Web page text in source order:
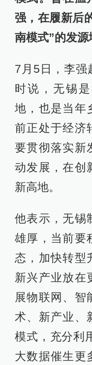
动发展，在创
新高地。
雄厚，当前
态，加快转
新兴产业放
展物联网、智
术、新产业、
模式，充分利
大数据催生更
未来产业发展
升传统产业
力，加快向产
7月5日，李强
统有限公司考
7月6日，李
说，苏州是改